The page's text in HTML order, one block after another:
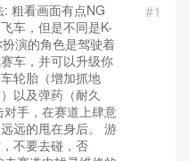
#1
粗看画面有点NG
车，但是不同是K-
演的角色是驾驶着
车，并可以升级你
轮胎（增加抓地
以及弹药（耐久
手，在赛道上肆意
远的甩在身后。 游
不要去碰，否